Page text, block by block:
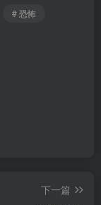
# 恐怖
下一篇